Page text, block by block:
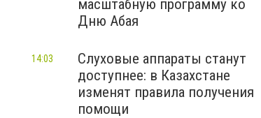
масштабную программу ко
Дню Абая
Слуховые аппараты станут
доступнее: в Казахстане
изменят правила получения
помощи
14:03